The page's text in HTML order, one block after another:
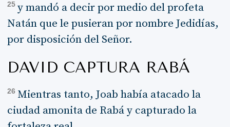
25 y mandó a decir por medio del profeta
Natán que le pusieran por nombre Jedidías,
por disposición del Señor.
DAVID CAPTURA RABÁ
26 Mientras tanto, Joab había atacado la
ciudad amonita de Rabá y capturado la